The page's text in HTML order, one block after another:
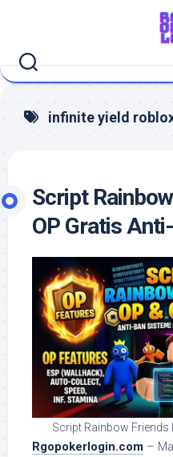
infinite yield
Script
OP Gratis
Script Rainbow Friends
Rgopokerlogin.com –